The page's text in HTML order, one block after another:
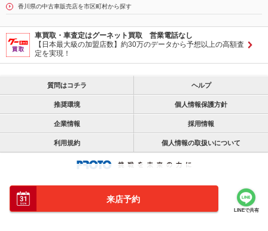
来店予約
LINEで共有
香川県の中古車販売店を市区町村から探す
車買取・車査定はグーネット買取 営業電話なし
【日本最大級の加盟店数】約30万のデータから予想以上の高額査
定を実現！
質問はコチラ ヘルプ
推奨環境 個人情報保護方針
企業情報 採用情報
利用規約 個人情報の取扱いについて